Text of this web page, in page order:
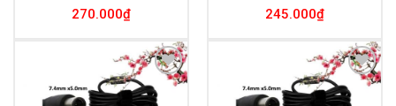
270.000₫
245.000₫
Add to
Wishlist
Add to
Wishlist